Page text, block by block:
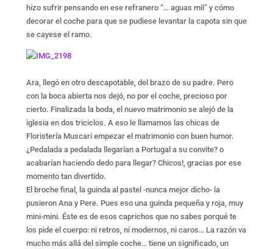
hizo sufrir pensando en ese refranero “… aguas mil” y cómo
decorar el coche para que se pudiese levantar la capota sin que
se cayese el ramo.
Ara, llegó en otro descapotable, del brazo de su padre. Pero
con la boca abierta nos dejó, no por el coche, precioso por
cierto. Finalizada la boda, el nuevo matrimonio se alejó de la
iglesia en dos triciclos. A eso le llamamos las chicas de
Floristería Muscari empezar el matrimonio con buen humor.
¿Pedalada a pedalada llegarían a Portugal a su convite? o
acabarían haciendo dedo para llegar? Chicos!, gracias por ese
momento tan divertido.
El broche final, la guinda al pastel -nunca mejor dicho- la
pusieron Ana y Pere. Pues eso una guinda pequeña y roja, muy
mini-mini. Éste es de esos caprichos que no sabes porqué te
los pide el cuerpo: ni retros, ni modernos, ni caros… La razón va
mucho más allá del simple coche… tiene un significado, un